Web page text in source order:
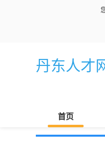
丹东人才
首页